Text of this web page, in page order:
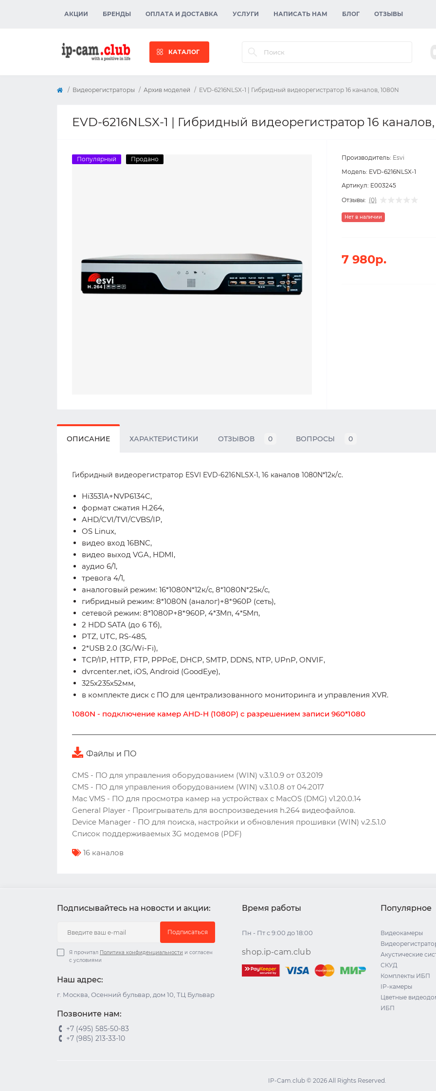
АКЦИИ БРЕНДЫ ОПЛАТА И ДОСТАВКА УСЛУГИ НАПИСАТЬ НАМ БЛОГ ОТЗЫВЫ
КАТАЛОГ
Видеорегистраторы Архив моделей EVD-6216NLSX-1 | Гибридный видеорегистратор 16 каналов, 1080N
EVD-6216NLSX-1 | Гибридный видеорегистратор 16
Популярный Продано Производитель: Esvi
Модель: EVD-6216NLSX-1
Артикул: E003245
Отзывы: (0)
Нет в наличии
7 980р.
ОПИСАНИЕ ХАРАКТЕРИСТИКИ ОТЗЫВОВ 0 ВОПРОСЫ 0
Гибридный видеорегистратор ESVI EVD-6216NLSX-1, 16 каналов 1080N*12к/с.
Hi3531A+NVP6134C,
формат сжатия Н.264,
AHD/CVI/TVI/CVBS/IP,
OS Linux,
видео вход 16BNC,
видео выход VGA, HDMI,
аудио 6/1,
тревога 4/1,
аналоговый режим: 16*1080N*12к/c, 8*1080N*25к/c,
гибридный режим: 8*1080N (аналог)+8*960P (сеть),
сетевой режим: 8*1080P+8*960P, 4*3Mп, 4*5Mп,
2 HDD SATA (до 6 Тб),
PTZ, UTC, RS-485,
2*USB 2.0 (3G/Wi-Fi),
TCP/IP, HTTP, FTP, PPPoE, DHCP, SMTP, DDNS, NTP, UPnP, ONVIF,
dvrcenter.net, iOS, Android (GoodEye),
325x235x52мм,
в комплекте диск с ПО для централизованного мониторинга и управления XVR.
1080N - подключение камер AHD-H (1080P) с разрешением записи 960*1080
Файлы и ПО
CMS - ПО для управления оборудованием (WIN) v.3.1.0.9 от 03.2019
CMS - ПО для управления оборудованием (WIN) v.3.1.0.8 от 04.2017
Mac VMS - ПО для просмотра камер на устройствах с MacOS (DMG) v1.20.0.14
General Player - Проигрыватель для воспроизведения h.264 видеофайлов.
Device Manager - ПО для поиска, настройки и обновления прошивки (WIN) v.2.5.1.0
Список поддерживаемых 3G модемов (PDF)
16 каналов
Подписывайтесь на новости и акции:
Подписаться
Я прочитал Политика конфиденциальности и согласен
с условиями
Наш адрес:
г. Москва, Осенний бульвар, дом 10, ТЦ Бульвар
Позвоните нам:
+7 (495) 585-50-83
+7 (985) 213-33-10
Время работы
Пн - Пт с 9:00 до 18:00
shop.ip-cam.club
Популярное
Видеокамеры
Акустические
СКУД
Комплекты ИБП
IP-камеры
Цветные
ИБП
IP-Cam.club © 2026 All Rights Reserved.